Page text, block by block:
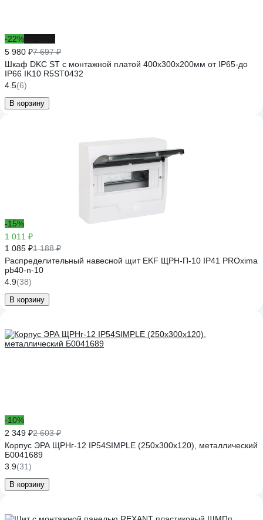
-22%
5 980 ₽7 697 ₽
Шкаф DKC ST с монтажной платой 400х300х200мм от IP65-до
IP66 IK10 R5ST0432
4.5(6)
В корзину
-15%
1 011 ₽
1 085 ₽1 188 ₽
Распределительный навесной щит EKF ЩРН-П-10 IP41 PROxima
pb40-n-10
4.9(38)
В корзину
-10%
2 349 ₽2 603 ₽
Корпус ЭРА ЩРНг-12 IP54SIMPLE (250х300х120), металлический
Б0041689
3.9(31)
В корзину